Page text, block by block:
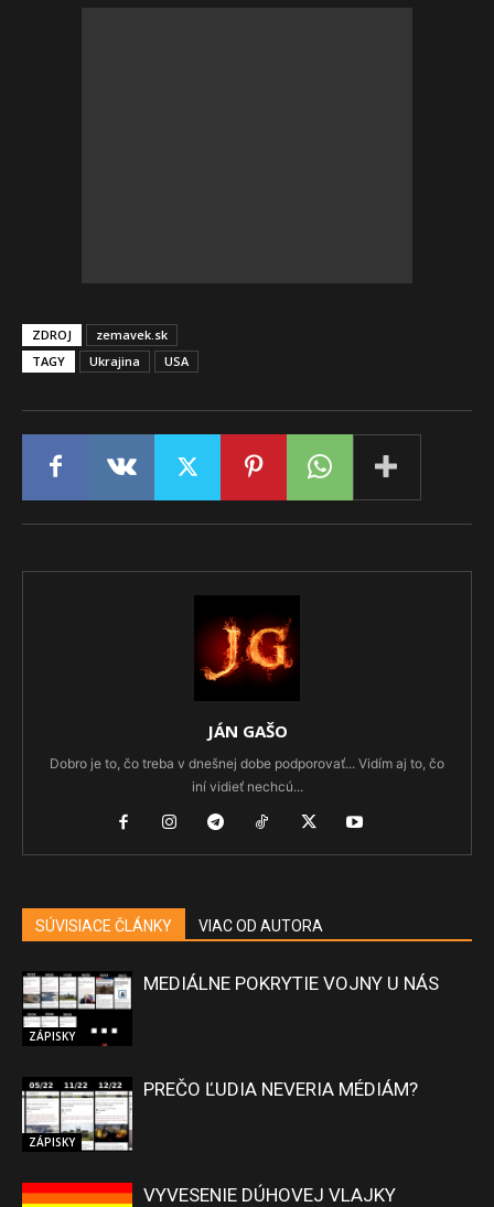
ZDROJ
zemavek.sk
TAGY
Ukrajina USA
JÁN GAŠO
Dobro je to, čo treba v dnešnej dobe podporovať... Vidím aj to, čo
iní vidieť nechcú...
SÚVISIACE ČLÁNKY VIAC OD AUTORA
ZÁPISKY
MEDIÁLNE POKRYTIE VOJNY U NÁS
ZÁPISKY
PREČO ĽUDIA NEVERIA MÉDIÁM?
VYVESENIE DÚHOVEJ VLAJKY